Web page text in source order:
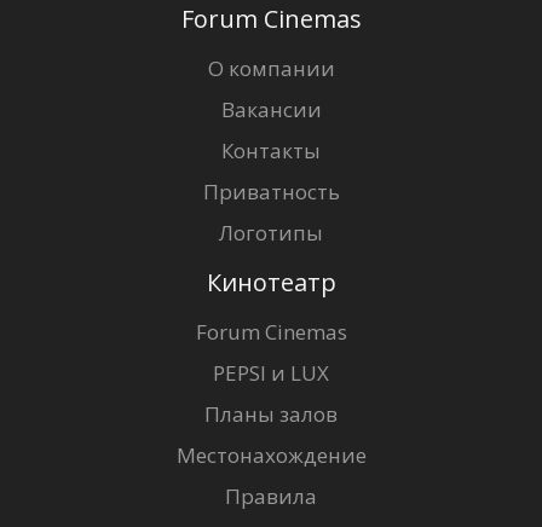
Forum Cinemas
О компании
Вакансии
Контакты
Приватность
Логотипы
Кинотеатр
Forum Cinemas
PEPSI и LUX
Планы залов
Местонахождение
Правила